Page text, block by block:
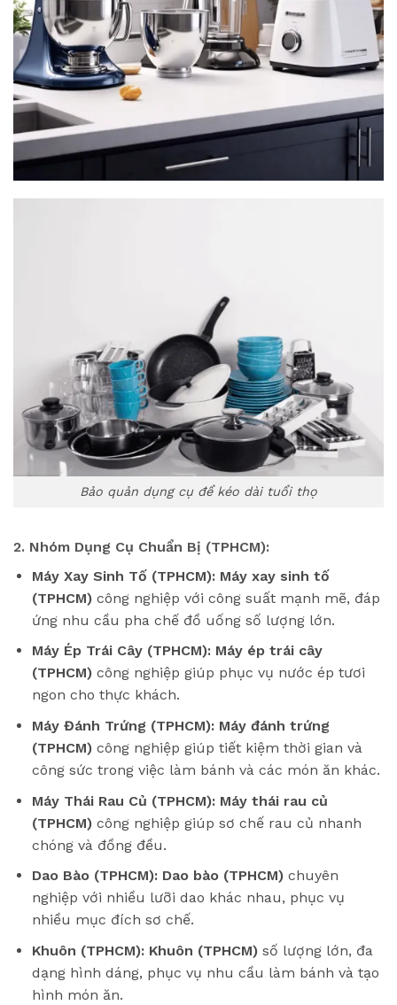
Bảo quản dụng cụ để kéo dài tuổi thọ
2. Nhóm Dụng Cụ Chuẩn Bị (TPHCM):
Máy Xay Sinh Tố (TPHCM): Máy xay sinh tố
(TPHCM)công nghiệp với công suất mạnh mẽ, đáp
ứng nhu cầu pha chế đồ uống số lượng lớn.
Máy Ép Trái Cây (TPHCM): Máy ép trái cây
(TPHCM)công nghiệp giúp phục vụ nước ép tươi
ngon cho thực khách.
Máy Đánh Trứng (TPHCM): Máy đánh trứng
(TPHCM)công nghiệp giúp tiết kiệm thời gian và
công sức trong việc làm bánh và các món ăn khác.
Máy Thái Rau Củ (TPHCM): Máy thái rau củ
(TPHCM)công nghiệp giúp sơ chế rau củ nhanh
chóng và đồng đều.
Dao Bào (TPHCM): Dao bào (TPHCM)chuyên
nghiệp với nhiều lưỡi dao khác nhau, phục vụ
nhiều mục đích sơ chế.
Khuôn (TPHCM): Khuôn (TPHCM)số lượng lớn, đa
dạng hình dáng, phục vụ nhu cầu làm bánh và tạo
hình món ăn.